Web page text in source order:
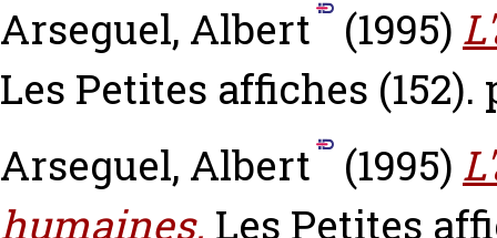
Arseguel, Albert
(1995)
Les Petites affiches (152).
Arseguel, Albert
(1995)
humaines. Les Petites